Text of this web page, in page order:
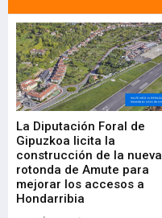
La Diputación Foral de
Gipuzkoa licita la
construcción de la nueva
rotonda de Amute para
mejorar los accesos a
Hondarribia